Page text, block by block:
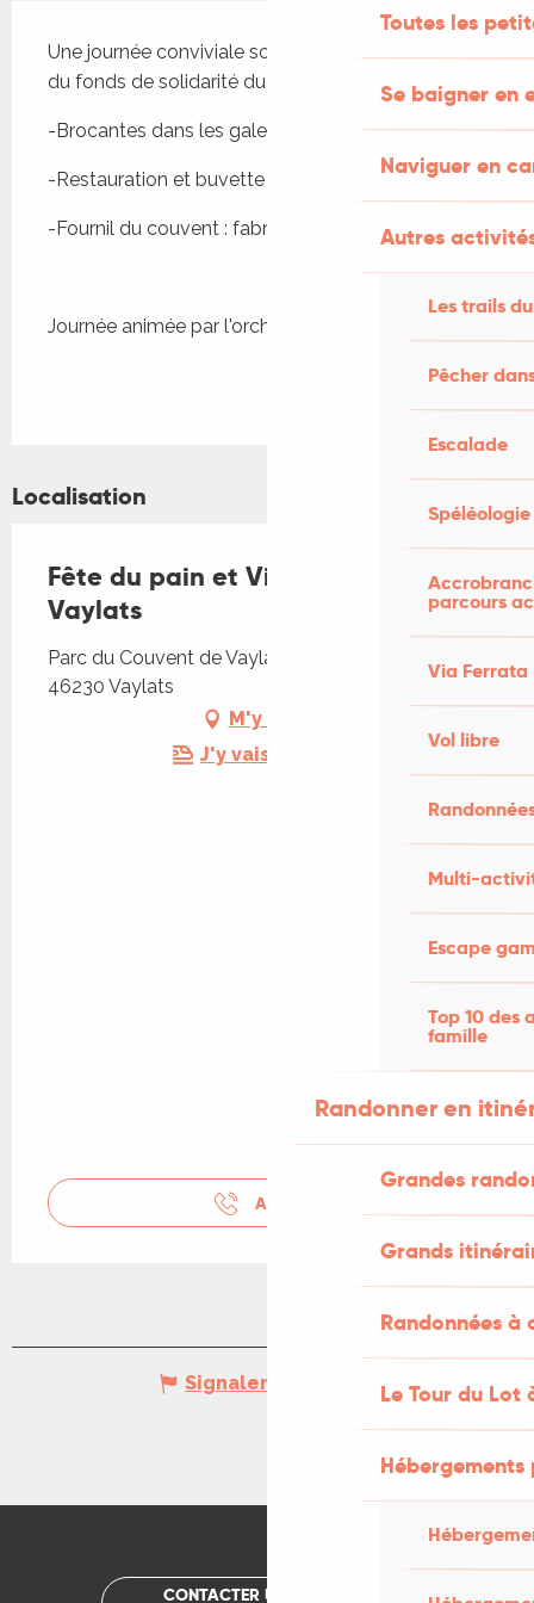
Toutes les
Se baigner en
Naviguer en
Autres
Les trails
Pêcher
Escalade
Spéléologie
parcours
Via Ferrata
Vol libre
Multi-
Escape
Top 10 des
famille
Randonner en
Grandes
Grands
Randonnées
Le Tour du Lot
Une journée conviviale sous les tilleuls, au profit
du fonds de solidarité du couvent.
-Brocantes dans les galeries
-Restauration et buvette
-Fournil du couvent : fabrication et fête du pain
Journée animée par l'orchestre Atlantide
Localisation
Fête du pain et Vide-greniers à
Vaylats
Parc du Couvent de Vaylats, 100 rue du Couvent,
46230 Vaylats
M'y rendre
J'y vais en train !
APPELER
Signaler une erreur
CONTACTER UN OFFICE DE